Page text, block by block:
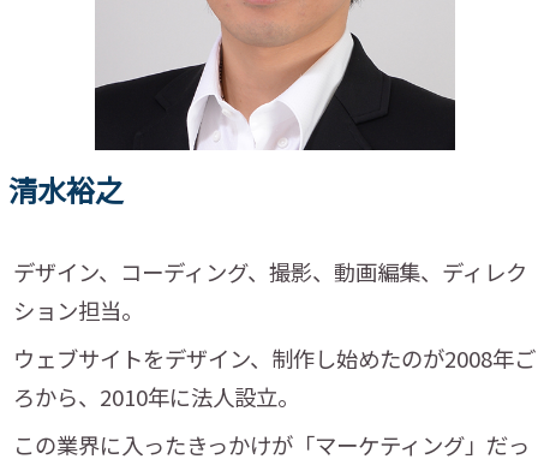
清水裕之
デザイン、コーディング、撮影、動画編集、ディレク
ション担当。
ウェブサイトをデザイン、制作し始めたのが2008年ご
ろから、2010年に法人設立。
この業界に入ったきっかけが「マーケティング」だっ